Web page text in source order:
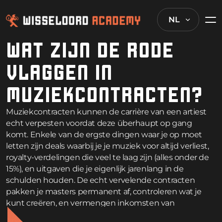
NL
WAT ZIJN DE RODE
VLAGGEN IN
MUZIEKCONTRACTEN?
Muziekcontracten kunnen de carrière van een artiest
echt verpesten voordat deze überhaupt op gang
komt. Enkele van de ergste dingen waar je op moet
letten zijn deals waarbij je je muziek voor altijd verliest,
royalty-verdelingen die veel te laag zijn (alles onder de
15%), en uitgaven die je eigenlijk jarenlang in de
schulden houden. De echt vervelende contracten
pakken je masters permanent af, controleren wat je
kunt creëren, en vermengen inkomsten van
verschillende projecten zodat je nauwelijks geld kunt